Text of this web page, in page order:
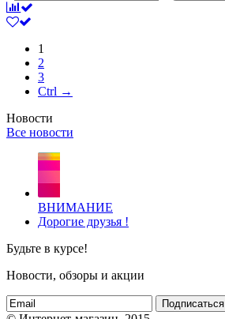
1
2
3
Ctrl →
Новости
Все новости
ВНИМАНИЕ
Дорогие друзья !
Будьте в курсе!
Новости, обзоры и акции
Подписаться